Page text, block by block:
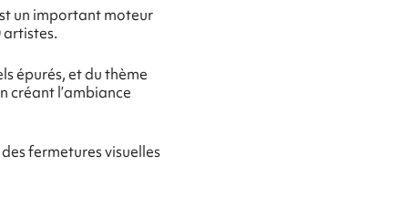
un important moteur
épurés, et du thème
créant l’ambiance
fermetures visuelles